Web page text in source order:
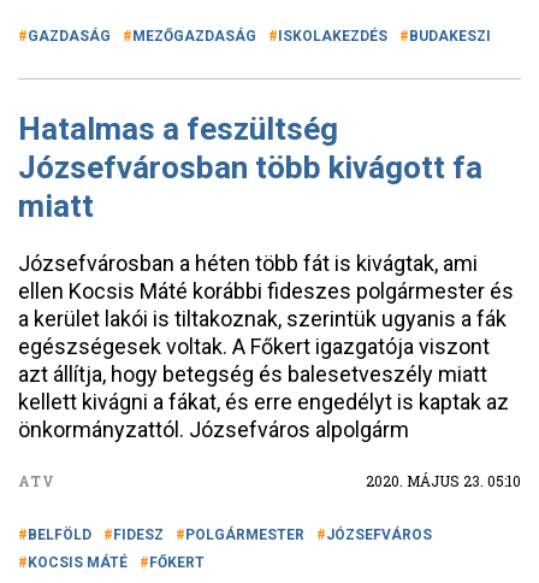
GAZDASÁG MEZŐGAZDASÁG ISKOLAKEZDÉS BUDAKESZI
Hatalmas a feszültség
Józsefvárosban több kivágott fa
miatt
Józsefvárosban a héten több fát is kivágtak, ami
ellen Kocsis Máté korábbi fideszes polgármester és
a kerület lakói is tiltakoznak, szerintük ugyanis a fák
egészségesek voltak. A Főkert igazgatója viszont
azt állítja, hogy betegség és balesetveszély miatt
kellett kivágni a fákat, és erre engedélyt is kaptak az
önkormányzattól. Józsefváros alpolgárm
ATV 2020. MÁJUS 23. 05:10
BELFÖLD FIDESZ POLGÁRMESTER
JÓZSEFVÁROS
KOCSIS MÁTÉ
FŐKERT